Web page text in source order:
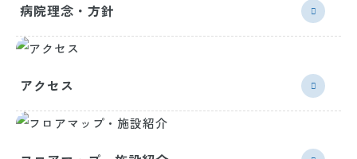
病院理念・方針
アクセス